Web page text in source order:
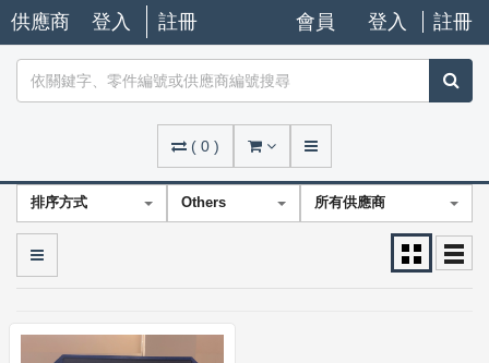
供應商 登入 註冊 會員 登入 註冊
( 0 )
排序方式 Others 所有供應商